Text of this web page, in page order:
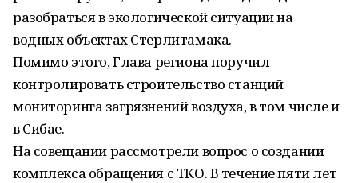
разобраться в экологической ситуации на
водных объектах Стерлитамака.
Помимо этого, Глава региона поручил
контролировать строительство станций
мониторинга загрязнений воздуха, в том числе и
в Сибае.
На совещании рассмотрели вопрос о создании
комплекса обращения с ТКО. В течение пяти лет